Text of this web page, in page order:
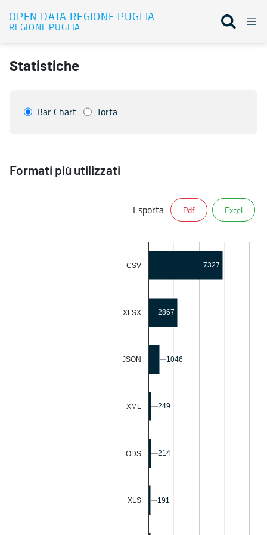
OPEN DATA REGIONE PUGLIA
REGIONE PUGLIA
Formati più utilizzati
Statistiche
Bar Chart Torta
Formati più utilizzati
Esporta: Pdf Excel
CSV
XLSX
JSON
XML
ODS
XLS
7327
2867
1046
1046
249
249
214
214
191
191